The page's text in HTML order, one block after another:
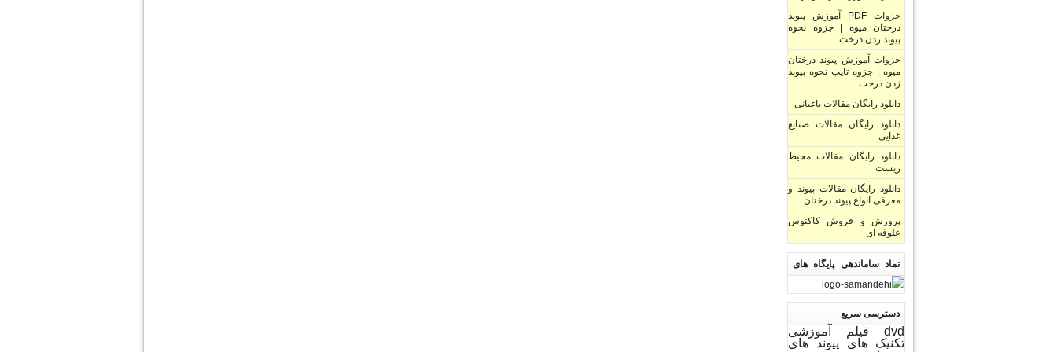
جزوات PDF آموزش پیوند
درختان میوه | جزوه نحوه
پیوند زدن درخت
جزوات آموزش پیوند درختان
میوه | جزوه تایپ نحوه پیوند
زدن درخت
دانلود رایگان مقالات باغبانی
دانلود رایگان مقالات صنایع
غذایی
دانلود رایگان مقالات محیط
زیست
دانلود رایگان مقالات پیوند و
معرفی انواع پیوند درختان
پرورش و فروش کاکتوس
علوفه ای
نماد ساماندهی پایگاه های
اینترنتی
دسترسی سریع
dvd فیلم آموزشی
تکنیک های پیوند های